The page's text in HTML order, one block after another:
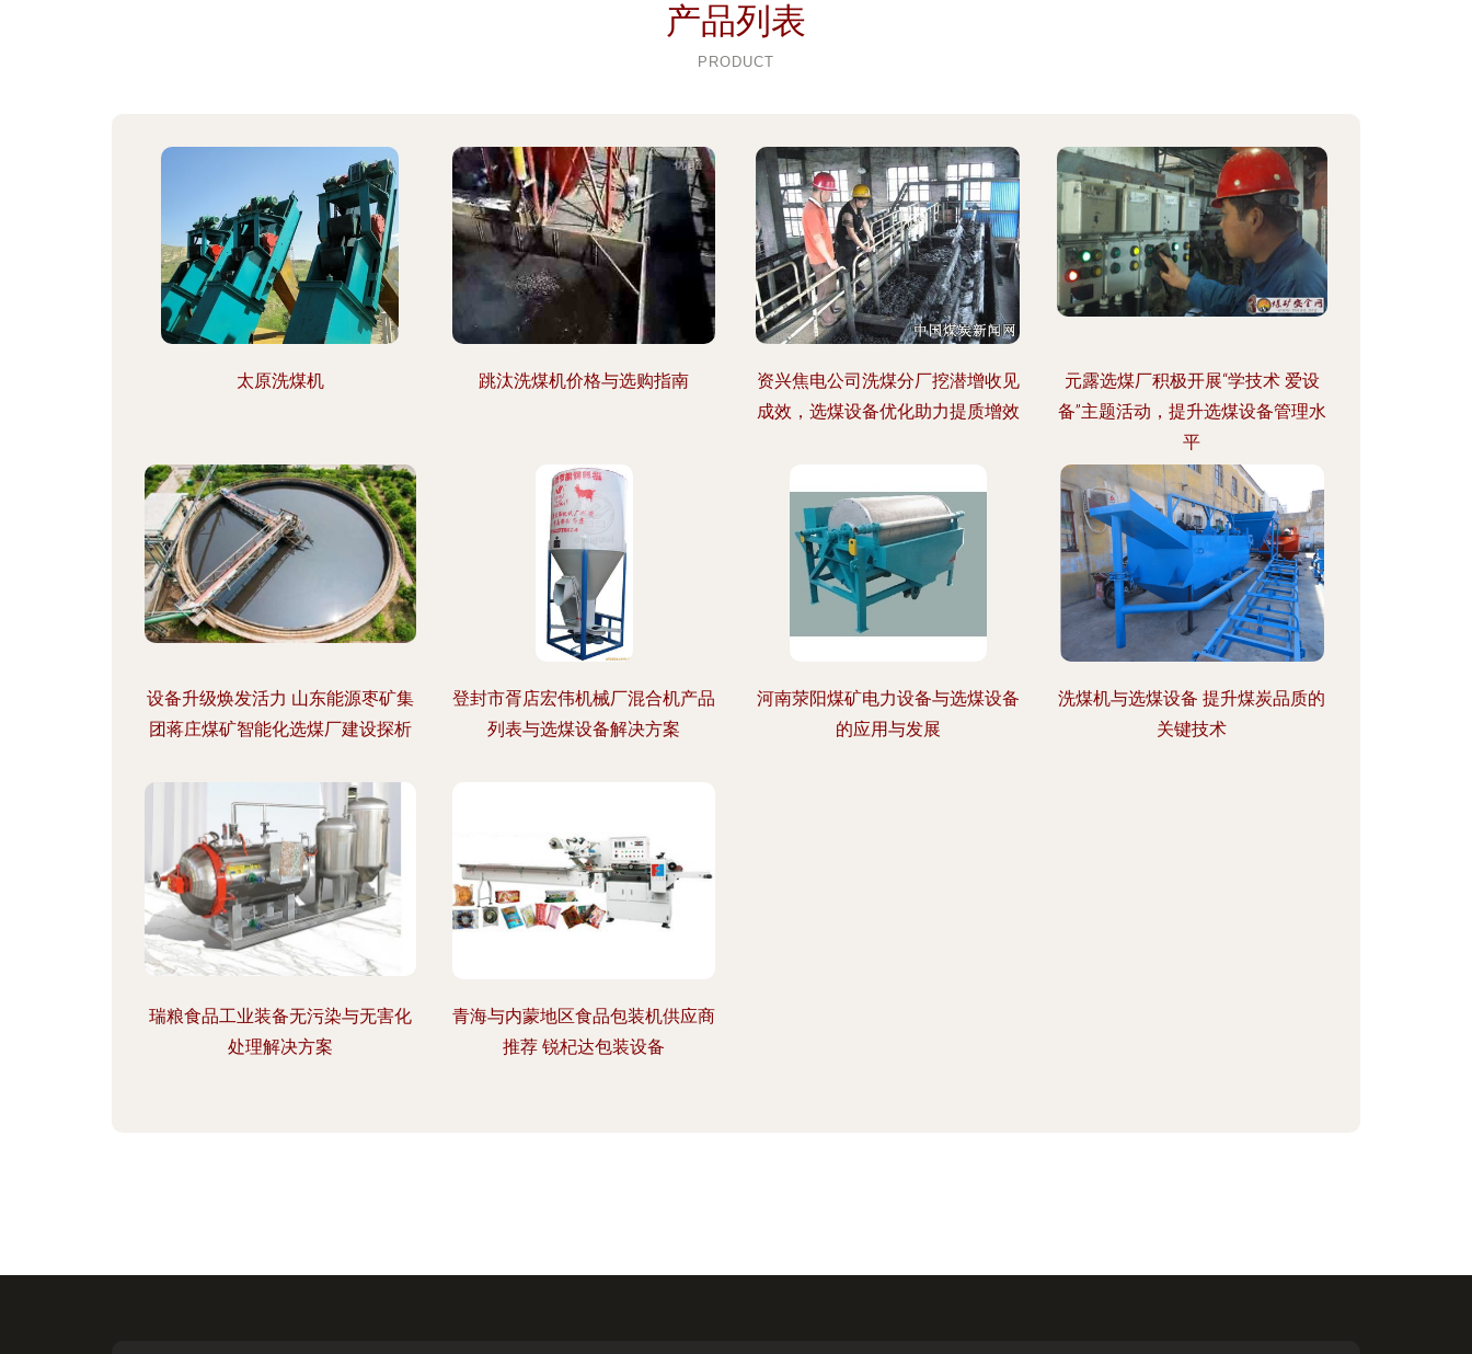
产品列表
PRODUCT
太原洗煤机 跳汰洗煤机价格与选购指南
资兴焦电公司洗煤分厂挖潜增收见
成效，选煤设备优化助力提质增效
元露选煤厂积极开展“学技术 爱设
备”主题活动，提升选煤设备管理水
平
设备升级焕发活力 山东能源枣矿集
团蒋庄煤矿智能化选煤厂建设探析
登封市胥店宏伟机械厂混合机产品
列表与选煤设备解决方案
河南荥阳煤矿电力设备与选煤设备
的应用与发展
洗煤机与选煤设备 提升煤炭品质的
关键技术
瑞粮食品工业装备无污染与无害化
处理解决方案
青海与内蒙地区食品包装机供应商
推荐 锐杞达包装设备